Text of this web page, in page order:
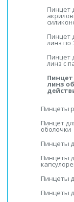
Пинцет
Пинцет
линз по
Пинцет
линз с
линз
Пинцеты
Пинцет
оболочки
Пинцеты
Пинцеты
Пинцеты
Пинцеты